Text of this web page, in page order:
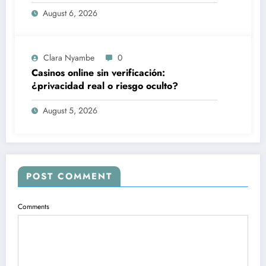
August 6, 2026
Clara Nyambe 0
Casinos online sin verificación:
¿privacidad real o riesgo oculto?
August 5, 2026
POST COMMENT
Comments